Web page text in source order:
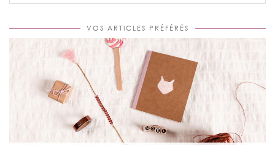
VOS ARTICLES PRÉFÉRÉS